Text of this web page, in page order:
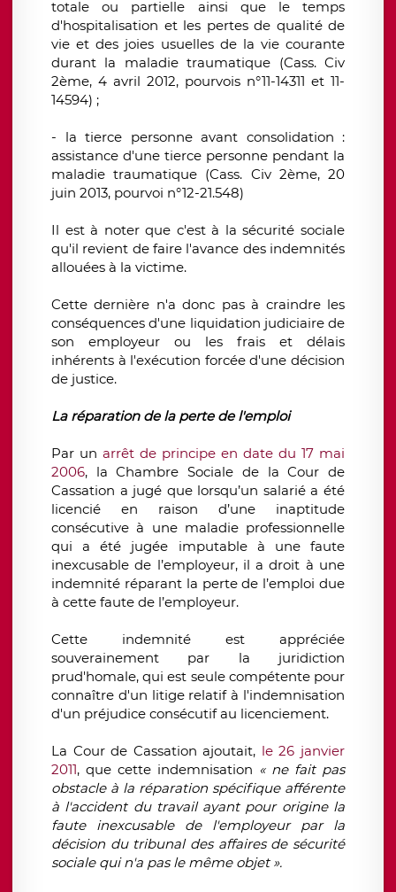
totale ou partielle ainsi que le temps
d'hospitalisation et les pertes de qualité de
vie et des joies usuelles de la vie courante
durant la maladie traumatique (Cass. Civ
2ème, 4 avril 2012, pourvois n°11-14311 et 11-
14594) ;
- la tierce personne avant consolidation :
assistance d'une tierce personne pendant la
maladie traumatique (Cass. Civ 2ème, 20
juin 2013, pourvoi n°12-21.548)
Il est à noter que c'est à la sécurité sociale
qu'il revient de faire l'avance des indemnités
allouées à la victime.
Cette dernière n'a donc pas à craindre les
conséquences d'une liquidation judiciaire de
son employeur ou les frais et délais
inhérents à l'exécution forcée d'une décision
de justice.
La réparation de la perte de l'emploi
Par un arrêt de principe en date du 17 mai
2006, la Chambre Sociale de la Cour de
Cassation a jugé que lorsqu’un salarié a été
licencié en raison d’une inaptitude
consécutive à une maladie professionnelle
qui a été jugée imputable à une faute
inexcusable de l’employeur, il a droit à une
indemnité réparant la perte de l’emploi due
à cette faute de l’employeur.
Cette indemnité est appréciée
souverainement par la juridiction
prud'homale, qui est seule compétente pour
connaître d'un litige relatif à l'indemnisation
d'un préjudice consécutif au licenciement.
La Cour de Cassation ajoutait, le 26 janvier
2011, que cette indemnisation « ne fait pas
obstacle à la réparation spécifique afférente
à l'accident du travail ayant pour origine la
faute inexcusable de l'employeur par la
décision du tribunal des affaires de sécurité
sociale qui n'a pas le même objet ».